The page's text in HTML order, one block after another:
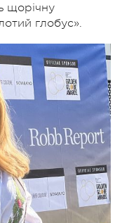
щорічну
глобус».